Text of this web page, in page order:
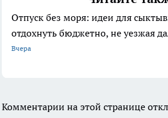
Отпуск без моря: идеи для
отдохнуть бюджетно, не уезжая
Вчера
Комментарии на этой странице